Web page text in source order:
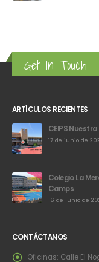
Get In Touch
ARTÍCULOS RECIENTES
CEIPS
17 de junio de
Colegio La
Camps
16 de junio de
CONTÁCTANOS
Oficinas: Calle El